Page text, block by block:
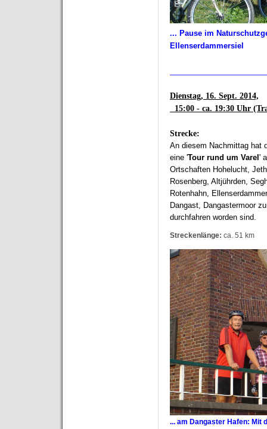
... Pause im
Ellenserdammersiel
Dienstag, 16. Sept. 2014,
15:00 - ca. 19:30 Uhr
Strecke:
An diesem Nachmittag hat
eine 'Tour rund um Varel '
Ortschaften Hohelucht,
Rosenberg, Altjührden,
Rotenhahn,
Dangast, Dangastermoor
durchfahren worden sind.
Streckenlänge: ca. 51 km
... am Dangaster Hafen: Mit